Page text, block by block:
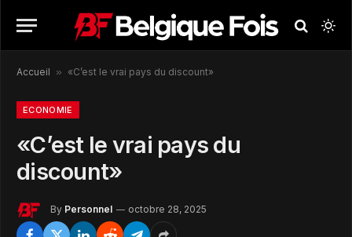
Accueil » «C’est le vrai pays du discount»
ECONOMIE
«C’est le vrai pays du
discount»
By Personnel octobre 28, 2025